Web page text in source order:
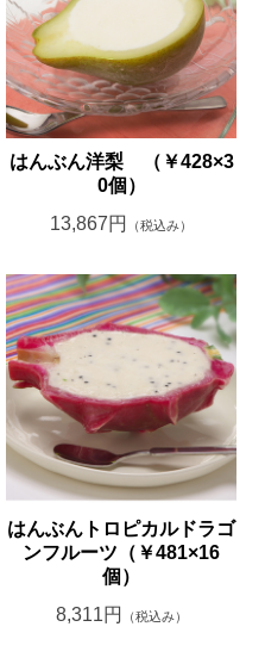
はんぶん洋梨 （￥428×3
0個）
13,867円
（税込み）
はんぶんトロピカルドラゴ
ンフルーツ（￥481×16
個）
8,311円
（税込み）